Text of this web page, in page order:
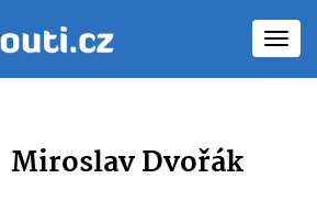
Miroslav Dvořák